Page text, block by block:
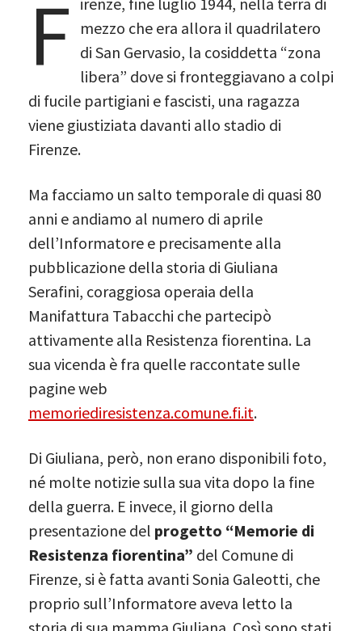
F
mezzo che era allora il quadrilatero
di San Gervasio, la cosiddetta “zona
libera” dove si fronteggiavano a colpi
di fucile partigiani e fascisti, una ragazza
viene giustiziata davanti allo stadio di
Firenze.
Ma facciamo un salto temporale di quasi 80
anni e andiamo al numero di aprile
dell’Informatore e precisamente alla
pubblicazione della storia di Giuliana
Serafini, coraggiosa operaia della
Manifattura Tabacchi che partecipò
attivamente alla Resistenza fiorentina. La
sua vicenda è fra quelle raccontate sulle
pagine web
memoriediresistenza.comune.fi.it.
Di Giuliana, però, non erano disponibili foto,
né molte notizie sulla sua vita dopo la fine
della guerra. E invece, il giorno della
presentazione del progetto “Memorie di
Resistenza fiorentina” del Comune di
Firenze, si è fatta avanti Sonia Galeotti, che
proprio sull’Informatore aveva letto la